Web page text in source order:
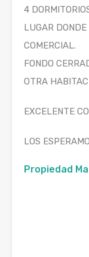
4
LUGAR
COMERCIAL.
FONDO
OTRA
EXCELENTE
LOS
Propiedad